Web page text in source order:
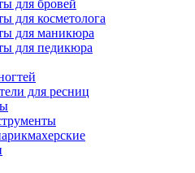
для бровей
для косметолога
для маникюра
для педикюра
для ресниц